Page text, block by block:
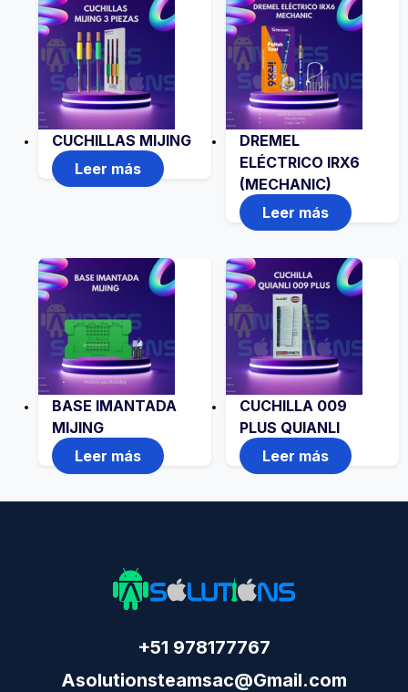
CUCHILLAS MIJING
Leer más
DREMEL
ELÉCTRICO IRX6
(MECHANIC)
Leer más
BASE IMANTADA
MIJING
Leer más
CUCHILLA 009
PLUS QUIANLI
Leer más
+51 978177767
Asolutionsteamsac@Gmail.com